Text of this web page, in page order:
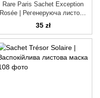
Rare Paris Sachet Exception
Rosée | Регенеруюча листова
маска
35 zł